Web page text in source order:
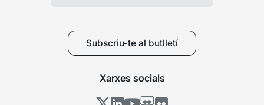
Subscriu-te al butlletí
Xarxes socials